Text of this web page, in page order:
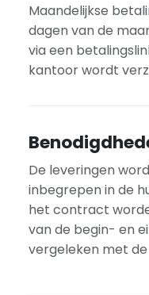
Maandelijkse
dagen van de
via een
kantoor wordt
De leveringen
inbegrepen in de
het contract
van de begin- en
vergeleken met